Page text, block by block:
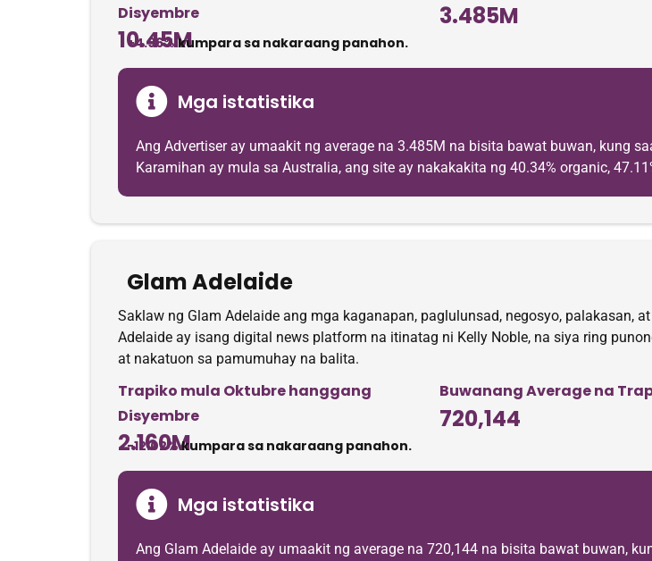
Disyembre
10.45M
+4.96%kumpara sa nakaraang panahon.
3.485M
Mga istatistika
Ang Advertiser ay umaakit ng average na 3.485M na bisita bawat buwan, kung
Karamihan ay mula sa Australia, ang site ay nakakakita ng 40.34% organic,
Glam Adelaide
Saklaw ng Glam Adelaide ang mga kaganapan, paglulunsad, negosyo, palakasan,
Adelaide ay isang digital news platform na itinatag ni Kelly Noble, na siya ring
at nakatuon sa pamumuhay na balita.
Trapiko mula Oktubre hanggang
Disyembre
2.160M
-12.02%kumpara sa nakaraang panahon.
Buwanang Average na
720,144
Mga istatistika
Ang Glam Adelaide ay umaakit ng average na 720,144 na bisita bawat buwan,